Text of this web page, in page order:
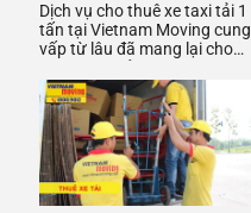
Dịch vụ cho thuê xe taxi tải 1
tấn tại Vietnam Moving cung
vấp từ lâu đã mang lại cho
cho thuê xe taxi t